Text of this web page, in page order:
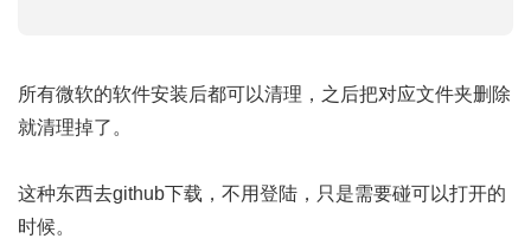
所有微软的软件安装后都可以清理，之后把对应文件夹删除
就清理掉了。
这种东西去github下载，不用登陆，只是需要碰可以打开的
时候。